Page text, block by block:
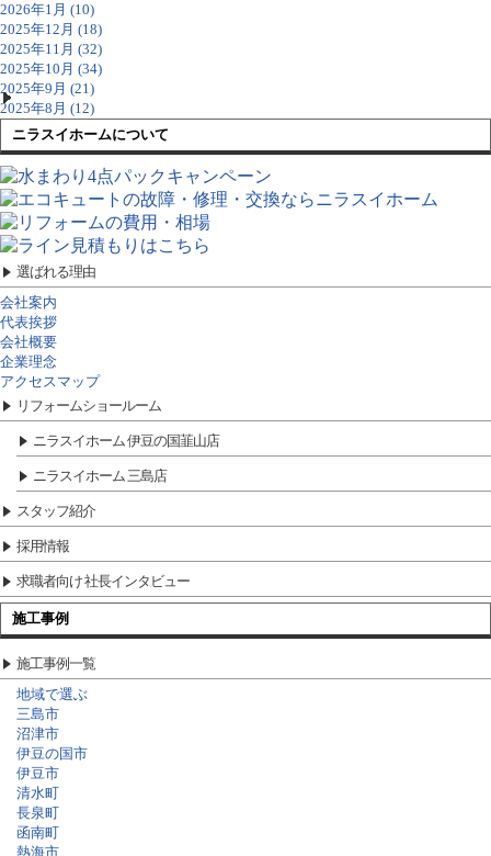
2026年1月 (10)
2025年12月 (18)
2025年11月 (32)
2025年10月 (34)
2025年9月 (21)
2025年8月 (12)
ニラスイホームについて
選ばれる理由
会社案内
代表挨拶
会社概要
企業理念
アクセスマップ
リフォームショールーム
ニラスイホーム 伊豆の国韮山店
ニラスイホーム 三島店
スタッフ紹介
採用情報
求職者向け 社長インタビュー
施工事例
施工事例一覧
地域で選ぶ
三島市
沼津市
伊豆の国市
伊豆市
清水町
長泉町
函南町
熱海市